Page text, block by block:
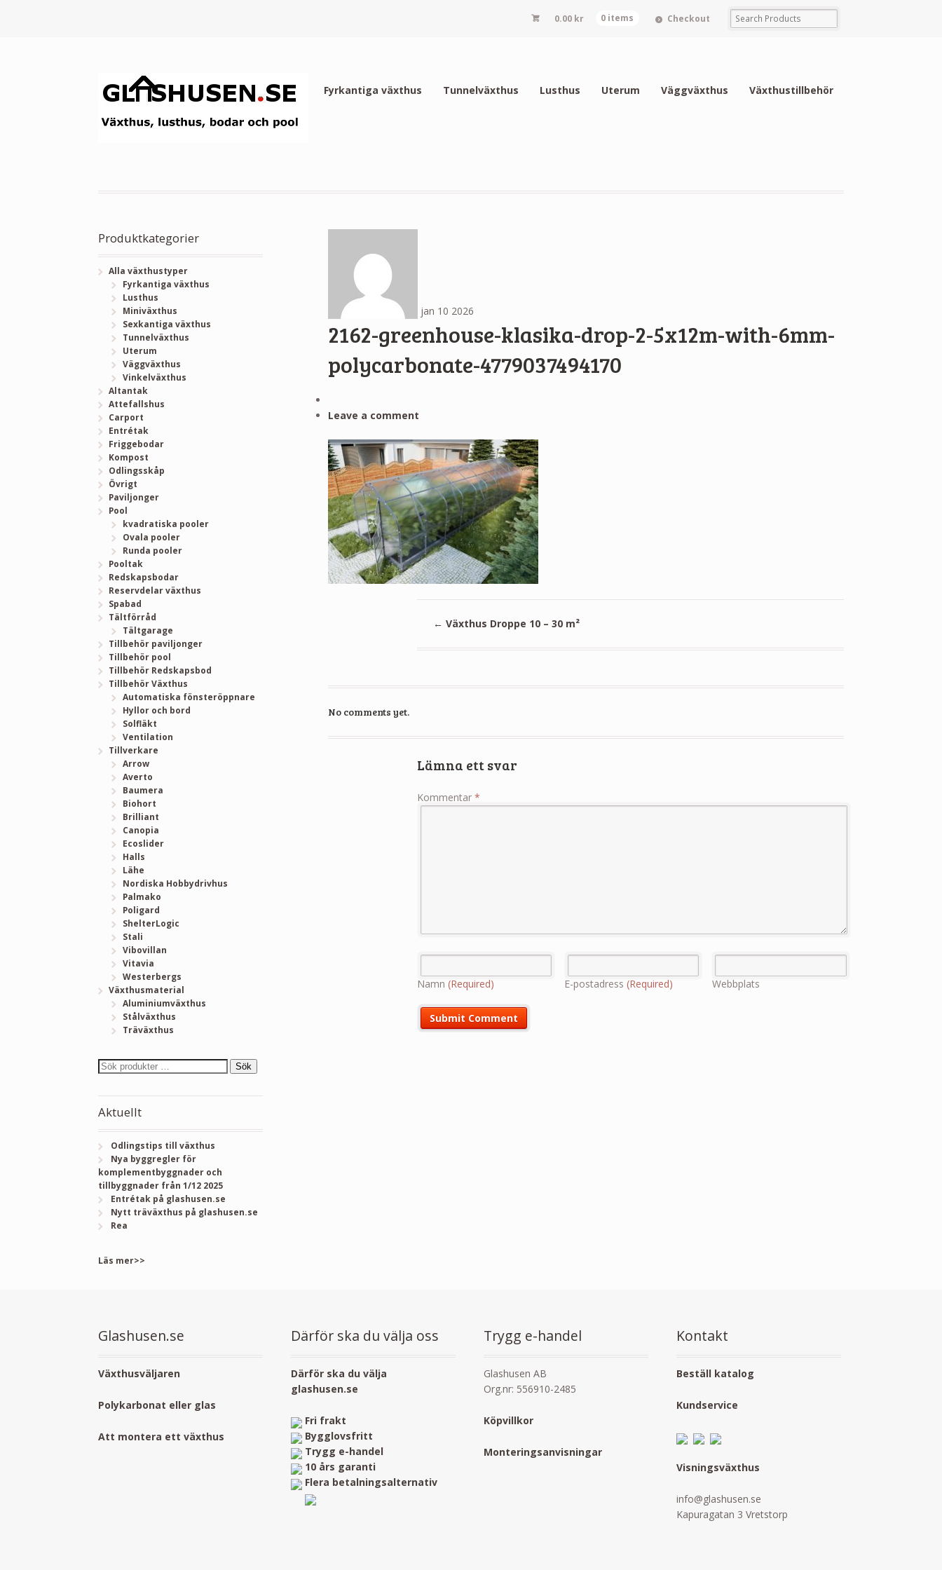
0.00 kr 0 items Checkout
Fyrkantiga växthus Tunnelväxthus Lusthus Uterum Väggväxthus Växthustillbehör
jan 10 2026
2162-greenhouse-klasika-drop-2-5x12m-with-6mm-
polycarbonate-4779037494170
Leave a comment
← Växthus Droppe 10 – 30 m²
No comments yet.
Lämna ett svar
Kommentar*
Namn(Required) E-postadress(Required) Webbplats
Produktkategorier
Alla växthustyper
Fyrkantiga växthus
Lusthus
Miniväxthus
Sexkantiga växthus
Tunnelväxthus
Uterum
Väggväxthus
Vinkelväxthus
Altantak
Attefallshus
Carport
Entrétak
Friggebodar
Kompost
Odlingsskåp
Övrigt
Paviljonger
Pool
kvadratiska pooler
Ovala pooler
Runda pooler
Pooltak
Redskapsbodar
Reservdelar växthus
Spabad
Tältförråd
Tältgarage
Tillbehör paviljonger
Tillbehör pool
Tillbehör Redskapsbod
Tillbehör Växthus
Automatiska fönsteröppnare
Hyllor och bord
Solfläkt
Ventilation
Tillverkare
Arrow
Averto
Baumera
Biohort
Brilliant
Canopia
Ecoslider
Halls
Lähe
Nordiska Hobbydrivhus
Palmako
Poligard
ShelterLogic
Stali
Vibovillan
Vitavia
Westerbergs
Växthusmaterial
Aluminiumväxthus
Stålväxthus
Träväxthus
Sök
Aktuellt
Odlingstips till växthus
Nya byggregler för
komplementbyggnader och
tillbyggnader från 1/12 2025
Entrétak på glashusen.se
Nytt träväxthus på glashusen.se
Rea
Läs mer>>
Glashusen.se
Växthusväljaren
Polykarbonat eller glas
Att montera ett växthus
Därför ska du välja oss
Därför ska du välja
glashusen.se
Fri frakt
Bygglovsfritt
Trygg e-handel
10 års garanti
Flera betalningsalternativ
Trygg e-handel
Glashusen AB
Org.nr: 556910-2485
Köpvillkor
Monteringsanvisningar
Kontakt
Beställ katalog
Kundservice
Visningsväxthus
info@glashusen.se
Kapuragatan 3 Vretstorp